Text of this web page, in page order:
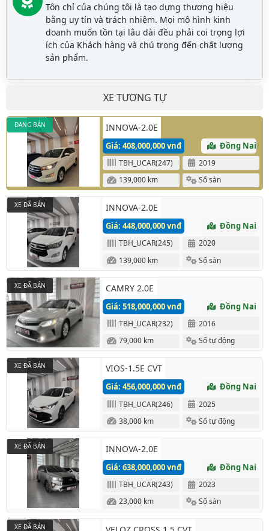
Tôn chỉ của chúng tôi là tạo dựng thương hiệu
bằng uy tín và trách nhiệm. Mọi mô hình kinh
doanh muốn tồn tại lâu dài đều phải coi trọng lợi
ích của Khách hàng và chú trọng đến chất lượng
sản phẩm.
XE TƯƠNG TỰ
INNOVA-2.0E
Giá: 408,000,000 vnđ Đồng Nai
TBH_UCAR(247)
2019
139,000 km
Số sàn
ĐANG BÁN
INNOVA-2.0E
Giá: 448,000,000 vnđ Đồng Nai
TBH_UCAR(245)
2020
139,000 km
Số sàn
XE ĐÃ BÁN
CAMRY 2.0E
Giá: 518,000,000 vnđ Đồng Nai
TBH_UCAR(232)
2016
79,000 km
Số tự động
XE ĐÃ BÁN
VIOS-1.5E CVT
Giá: 456,000,000 vnđ Đồng Nai
TBH_UCAR(246)
2025
38,000 km
Số tự động
XE ĐÃ BÁN
INNOVA-2.0E
Giá: 638,000,000 vnđ Đồng Nai
TBH_UCAR(243)
2023
23,000 km
Số sàn
XE ĐÃ BÁN
XE ĐÃ BÁN